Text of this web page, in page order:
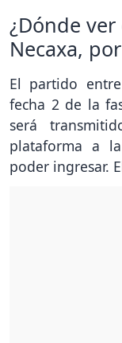
¿Dónde
Necaxa,
El partido
fecha 2 de la
será
plataforma a
poder ingresar.